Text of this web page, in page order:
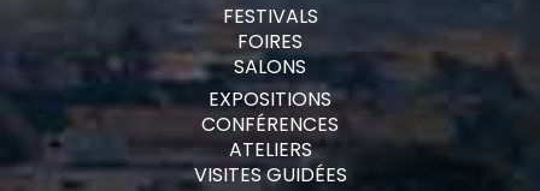
FESTIVALS
FOIRES
SALONS
EXPOSITIONS
CONFÉRENCES
ATELIERS
VISITES GUIDÉES